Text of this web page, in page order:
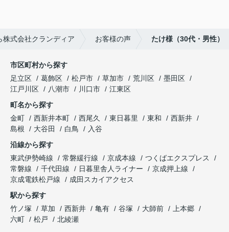
式会社クランディア お客様の声 たけ様（30代・男性）
市区町村から探す
足立区
葛飾区 松戸市 草加市 荒川区
墨田区
江戸川区
八潮市 川口市
江東区
町名から探す
金町
西新井本町 西尾久 東日暮里 東和
西新井
島根
大谷田 白鳥
入谷
沿線から探す
東武伊勢崎線
常磐緩行線 京成本線
つくばエクスプレス
常磐線
千代田線 日暮里舎人ライナー
京成押上線
京成電鉄松戸線
成田スカイアクセス
駅から探す
竹ノ塚
草加 西新井 亀有 谷塚 大師前
上本郷
六町
松戸 北綾瀬